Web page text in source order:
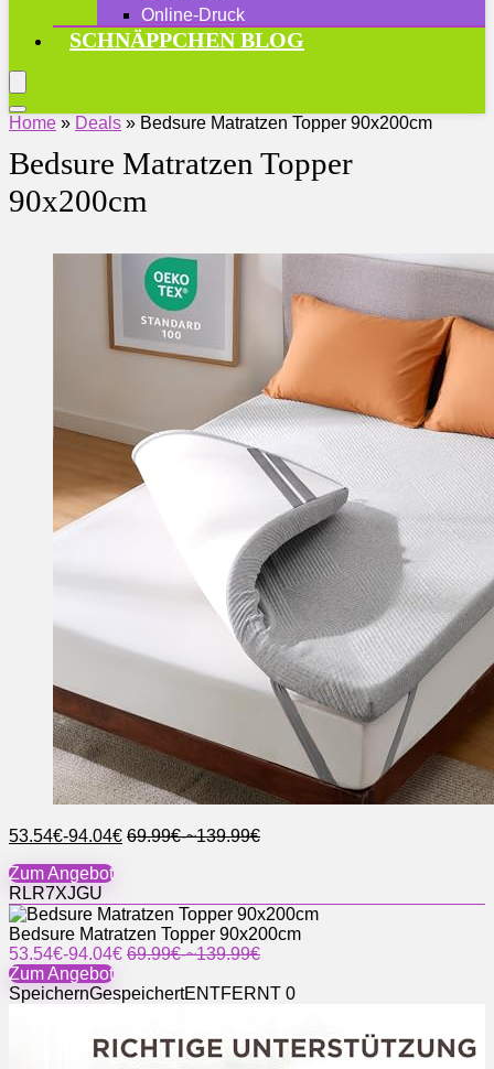
Online-Druck
SCHNÄPPCHEN BLOG
Home » Deals » Bedsure Matratzen Topper 90x200cm
Bedsure Matratzen Topper
90x200cm
53.54€-94.04€ 69.99€-~139.99€
Zum Angebot
RLR7XJGU
Bedsure Matratzen Topper 90x200cm
53.54€-94.04€ 69.99€-~139.99€
Zum Angebot
SpeichernGespeichertENTFERNT 0